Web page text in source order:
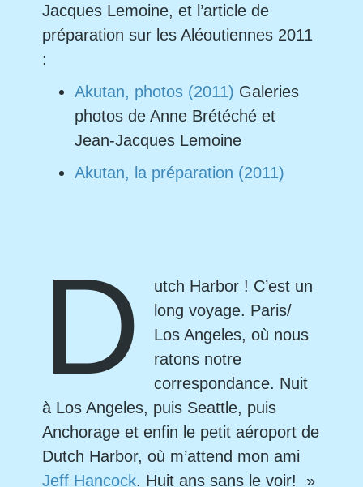
Jacques Lemoine, et l’article de
préparation sur les Aléoutiennes 2011
:
Akutan, photos (2011) Galeries
photos de Anne Brétéché et
Jean-Jacques Lemoine
Akutan, la préparation (2011)
D
utch Harbor ! C’est un
long voyage. Paris/
Los Angeles, où nous
ratons notre
correspondance. Nuit
à Los Angeles, puis Seattle, puis
Anchorage et enfin le petit aéroport de
Dutch Harbor, où m’attend mon ami
Jeff Hancock. Huit ans sans le voir! »